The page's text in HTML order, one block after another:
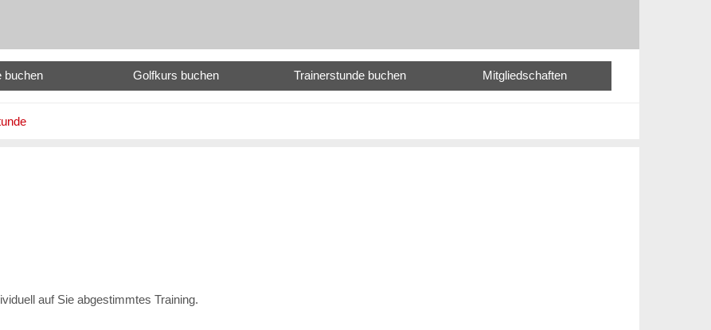
buchen Golfkurs buchen Trainerstunde buchen Mitgliedschaften
auf Sie abgestimmtes Training.